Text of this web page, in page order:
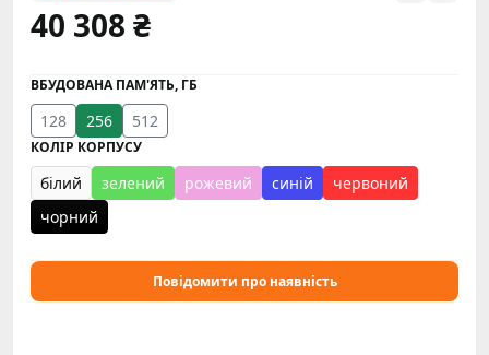
40 308 ₴
ВБУДОВАНА ПАМ'ЯТЬ, ГБ
128 256 512
КОЛІР КОРПУСУ
білий зелений рожевий синій
червоний
чорний
Повідомити про наявність